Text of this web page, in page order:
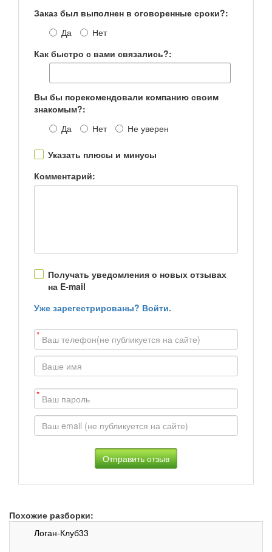
Заказ был выполнен в оговоренные сроки?:
Да
Нет
Как быстро с вами связались?:
Вы бы порекомендовали компанию своим
знакомым?:
Да
Нет Не уверен
Указать плюсы и минусы
Комментарий:
Получать уведомления о новых отзывах
на E-mail
Уже зарегестрированы? Войти.
*
*
Похожие разборки:
Логан-Клуб33